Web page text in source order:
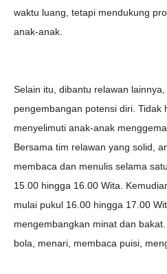
waktu luang, tetapi mendukung
anak-anak.
Selain itu, dibantu relawan
pengembangan potensi diri. Tidak
menyelimuti anak-anak
Bersama tim relawan yang solid,
membaca dan menulis selama
15.00 hingga 16.00 Wita.
mulai pukul 16.00 hingga 17.00
mengembangkan minat dan
bola, menari, membaca puisi,